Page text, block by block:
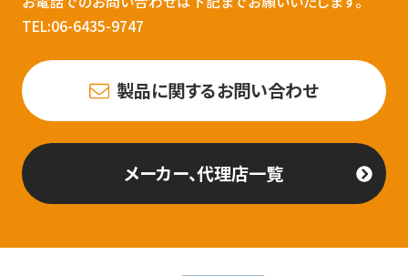
TEL:06-6435-9747
製品に関するお問い合わせ
メーカー、代理店一覧